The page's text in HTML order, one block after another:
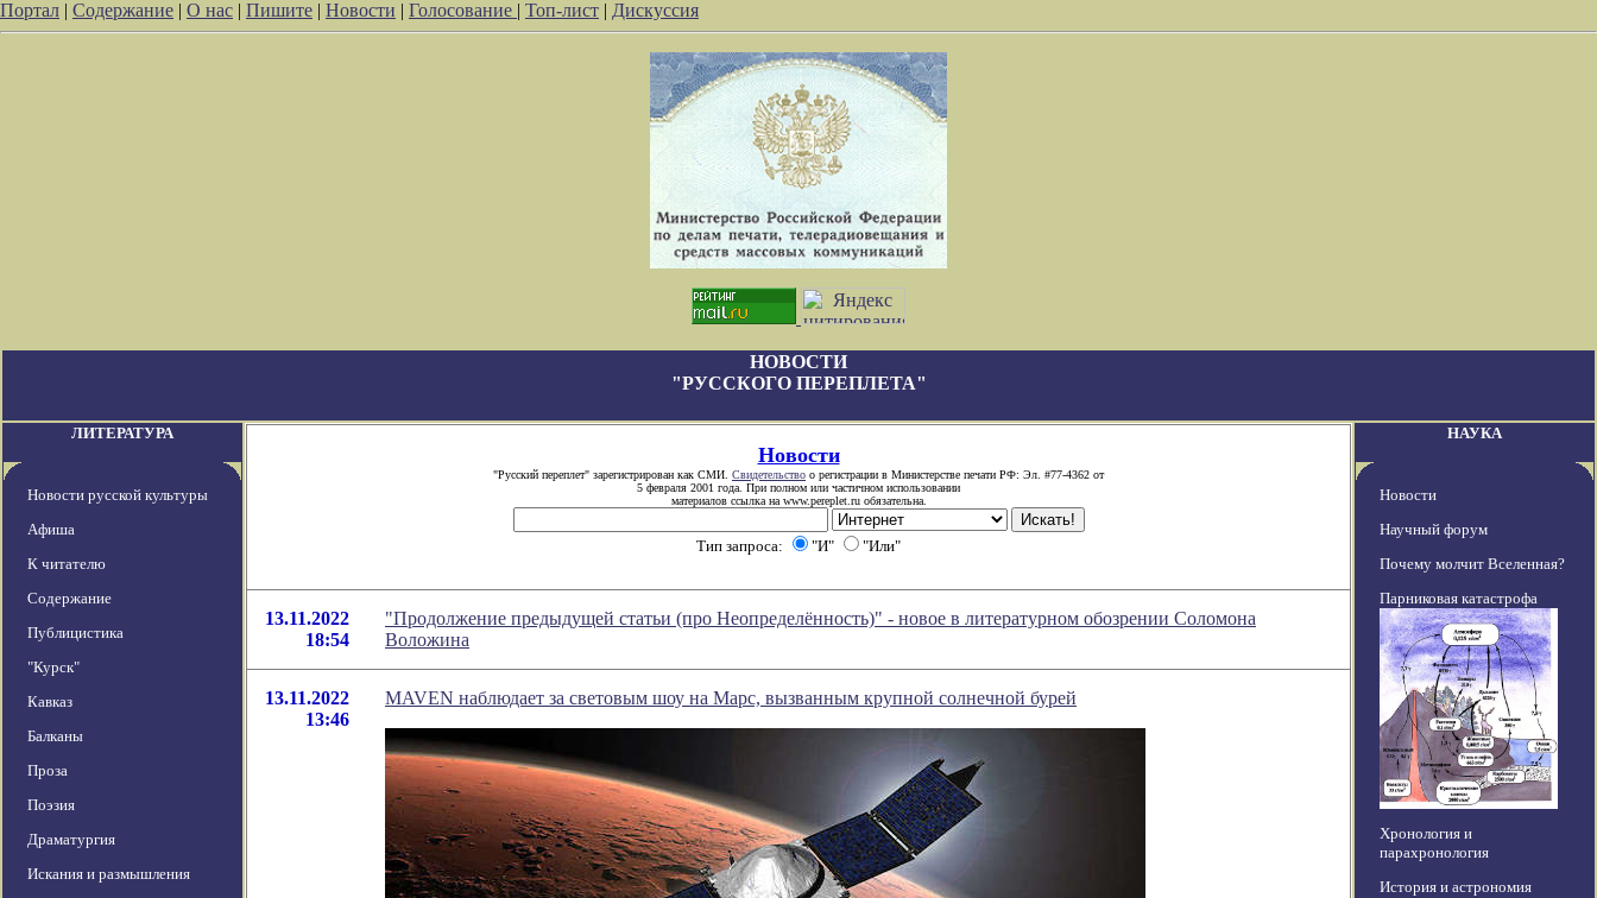
Портал | Содержание | О нас | Пишите | Новости | Голосование | Топ-лист | Дискуссия
НОВОСТИ
"РУССКОГО ПЕРЕПЛЕТА"
ЛИТЕРАТУРА
Новости русской культуры
Афиша
К читателю
Содержание
Публицистика
"Курск"
Кавказ
Балканы
Проза
Поэзия
Драматургия
Искания и размышления
Новости
"Русский переплет" зарегистрирован как СМИ. Свидетельство о регистрации в Министерстве печати РФ: Эл. #77-4362 от
5 февраля 2001 года. При полном или частичном использовании
материалов ссылка на www.pereplet.ru обязательна.
Тип запроса: "И" "Или"
13.11.2022
18:54
"Продолжение предыдущей статьи (про Неопределённость)" - новое в литературном обозрении Соломона
Воложина
13.11.2022
13:46
MAVEN наблюдает за световым шоу на Марс, вызванным крупной солнечной бурей
НАУКА
Новости
Научный форум
Почему молчит Вселенная?
Парниковая катастрофа
Хронология и
парахронология
История и астрономия